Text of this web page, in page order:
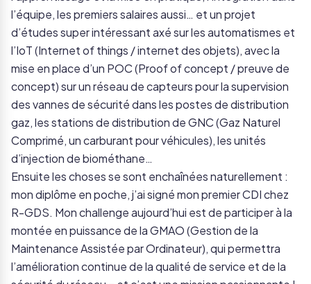
l’équipe, les premiers salaires aussi… et un projet
d’études super intéressant axé sur les automatismes et
l’IoT(Internet of things / internet des objets), avec la
mise en place d’un POC(Proof of concept / preuve de
concept)sur un réseau de capteurs pour la supervision
des vannes de sécurité dans les postes de distribution
gaz, les stations de distribution de GNC(Gaz Naturel
Comprimé, un carburant pour véhicules), les unités
d’injection de biométhane…
Ensuite les choses se sont enchaînées naturellement :
mon diplôme en poche, j’ai signé mon premier CDI chez
R-GDS. Mon challenge aujourd’hui est de participer à la
montée en puissance de la GMAO(Gestion de la
Maintenance Assistée par Ordinateur), qui permettra
l’amélioration continue de la qualité de service et de la